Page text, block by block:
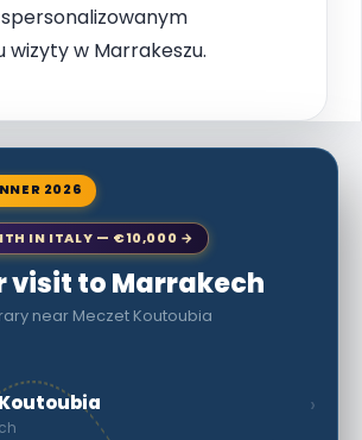
wizyty w Marrakeszu.
2026
IN ITALY — €10,000 →
visit to Marrakech
near Meczet Koutoubia
›